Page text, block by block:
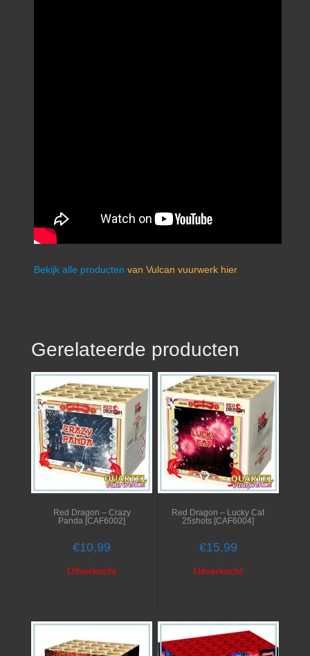
Bekijk alle producten van Vulcan vuurwerk hier
Gerelateerde producten
Red Dragon – Crazy
Panda [CAF6002]
€10,99
Uitverkocht
Red Dragon – Lucky Cat
25shots [CAF6004]
€15,99
Uitverkocht